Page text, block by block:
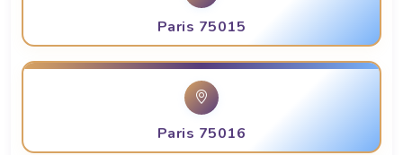
Paris 75015
Paris 75016